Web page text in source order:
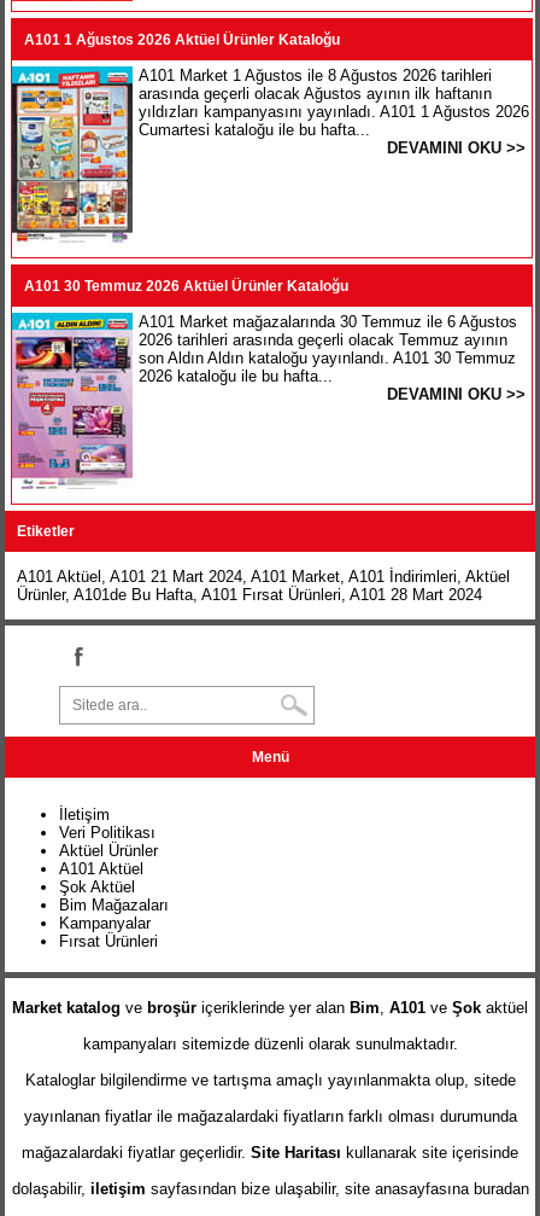
A101 1 Ağustos 2026 Aktüel Ürünler Kataloğu
A101 Market 1 Ağustos ile 8 Ağustos 2026 tarihleri
arasında geçerli olacak Ağustos ayının ilk haftanın
yıldızları kampanyasını yayınladı. A101 1 Ağustos 2026
Cumartesi kataloğu ile bu hafta...
DEVAMINI OKU >>
A101 30 Temmuz 2026 Aktüel Ürünler Kataloğu
A101 Market mağazalarında 30 Temmuz ile 6 Ağustos
2026 tarihleri arasında geçerli olacak Temmuz ayının
son Aldın Aldın kataloğu yayınlandı. A101 30 Temmuz
2026 kataloğu ile bu hafta...
DEVAMINI OKU >>
Etiketler
A101 Aktüel ,A101 21 Mart 2024 ,A101 Market ,A101 İndirimleri ,Aktüel
Ürünler,A101de Bu Hafta ,A101 Fırsat Ürünleri ,A101 28 Mart 2024
Menü
İletişim
Veri Politikası
Aktüel Ürünler
A101 Aktüel
Şok Aktüel
Bim Mağazaları
Kampanyalar
Fırsat Ürünleri
Market katalog ve broşür içeriklerinde yer alan Bim A101 ve Şok aktüel
kampanyaları sitemizde düzenli olarak sunulmaktadır.
Kataloglar bilgilendirme ve tartışma amaçlı yayınlanmakta olup, sitede
yayınlanan fiyatlar ile mağazalardaki fiyatların farklı olması durumunda
mağazalardaki fiyatlar geçerlidir. Site Haritası kullanarak site içerisinde
dolaşabilir, iletişim sayfasından bize ulaşabilir, site anasayfasına buradan